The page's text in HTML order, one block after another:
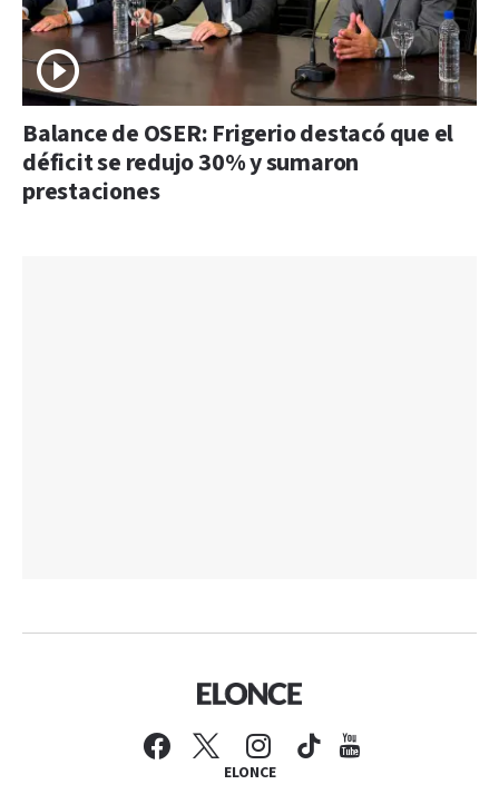
Balance de OSER: Frigerio destacó que el
déficit se redujo 30% y sumaron
prestaciones
ELONCE